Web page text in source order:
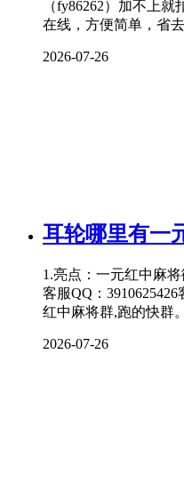
（fy86262）加不上就
在线，方便简单，省
2026-07-26
耳轮哪里有一
1.亮点：一元红中麻将
客服QQ：
红中麻将群,跑的快群
2026-07-26